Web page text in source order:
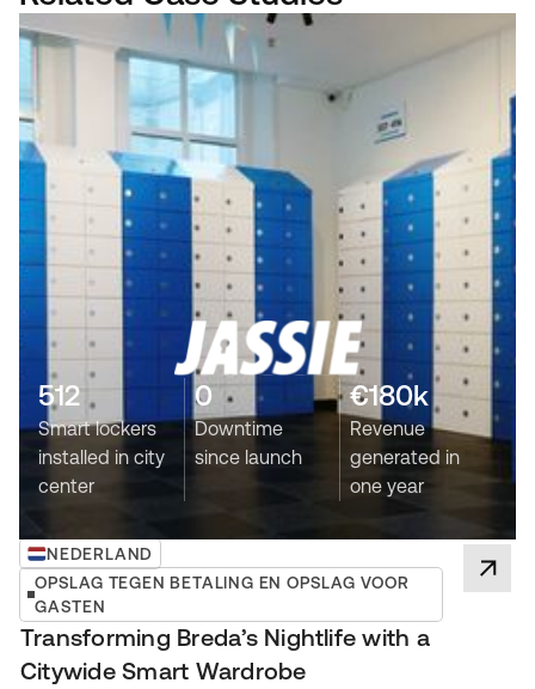
512
Smart lockers
installed in city
center
0
Downtime
since launch
€180k
Revenue
generated in
one year
NEDERLAND
OPSLAG TEGEN BETALING EN OPSLAG VOOR
GASTEN
Transforming Breda’s Nightlife with a
Citywide Smart Wardrobe